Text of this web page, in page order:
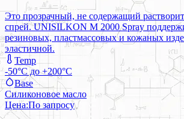
Это прозрачный, не содержащий
спрей. UNISILKON M 2000 Spray
резиновых, пластмассовых и кожаных
эластичной.
Temp
-50°C до +200°C
Base
Силиконовое масло
Цена:По запросу